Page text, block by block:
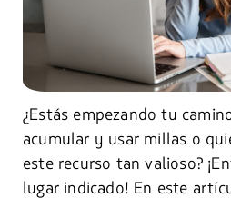
¿Estás empezando tu
acumular y usar millas o
este recurso tan valioso?
lugar indicado! En este